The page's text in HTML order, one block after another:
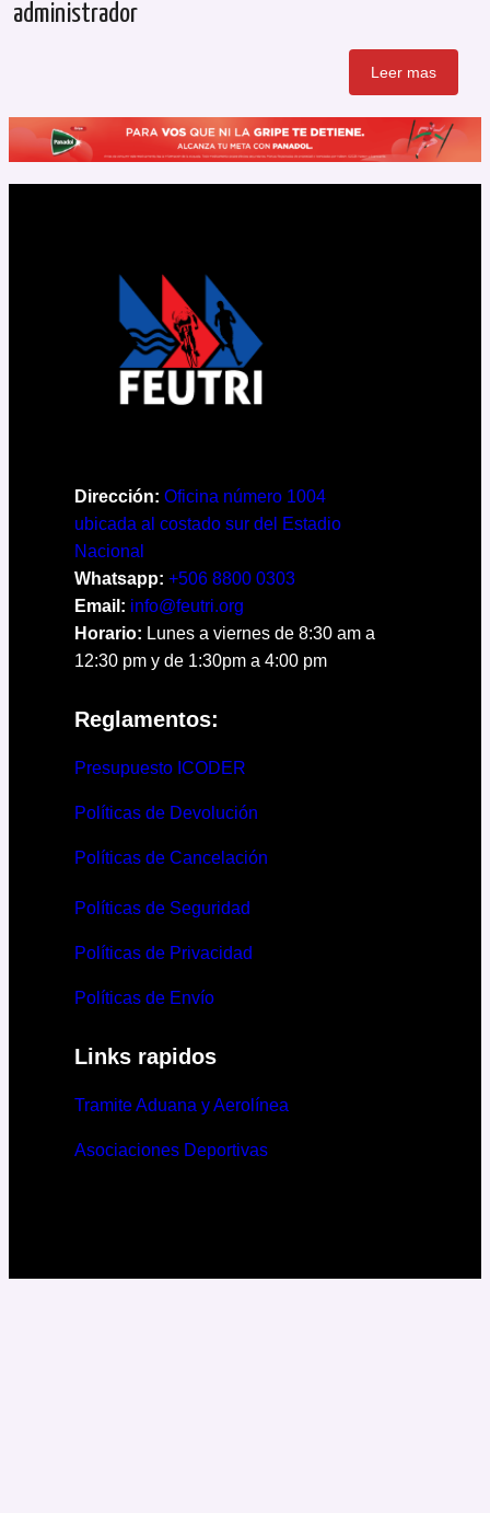
administrador
Leer mas
Dirección: Oficina número 1004
ubicada al costado sur del Estadio
Nacional
Whatsapp: +506 8800 0303
Email: info@feutri.org
Horario: Lunes a viernes de 8:30 am a
12:30 pm y de 1:30pm a 4:00 pm
Reglamentos:
Presupuesto ICODER
Políticas de Devolución
Políticas de Cancelación
Políticas de Seguridad
Políticas de Privacidad
Políticas de Envío
Links rapidos
Tramite Aduana y Aerolínea
Asociaciones Deportivas